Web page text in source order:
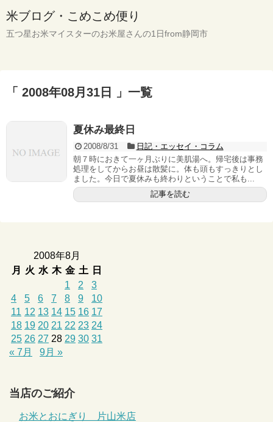
米ブログ・こめこめ便り
五つ星お米マイスターのお米屋さんの1日from静岡市
「 2008年08月31日 」一覧
夏休み最終日
2008/8/31
日記・エッセイ・コラム
朝７時におきて一ヶ月ぶりに美肌湯へ。帰宅後は事務
処理をしてからお昼は散髪に。体も頭もすっきりとし
ました。今日で夏休みも終わりということで私も...
記事を読む
2008年8月
月
火 水 木 金 土
日
1
2
3
4
5 6 7 8 9
10
11 12 13 14 15 16 17
18 19 20 21 22 23 24
25 26 27 28 29 30 31
« 7月
9月 »
当店のご紹介
お米とおにぎり 片山米店